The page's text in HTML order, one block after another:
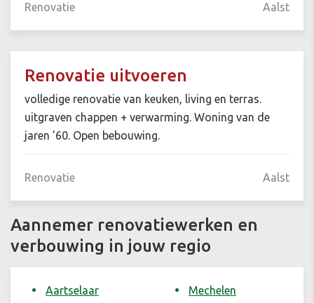
Renovatie Aalst
Renovatie uitvoeren
volledige renovatie van keuken, living en terras.
uitgraven chappen + verwarming. Woning van de
jaren '60. Open bebouwing.
Renovatie Aalst
Aannemer renovatiewerken en
verbouwing in jouw regio
Aartselaar
Mechelen